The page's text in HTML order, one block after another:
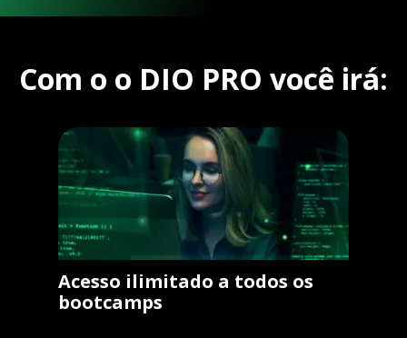
Com o o DIO PRO você irá:
Acesso ilimitado a todos os
bootcamps